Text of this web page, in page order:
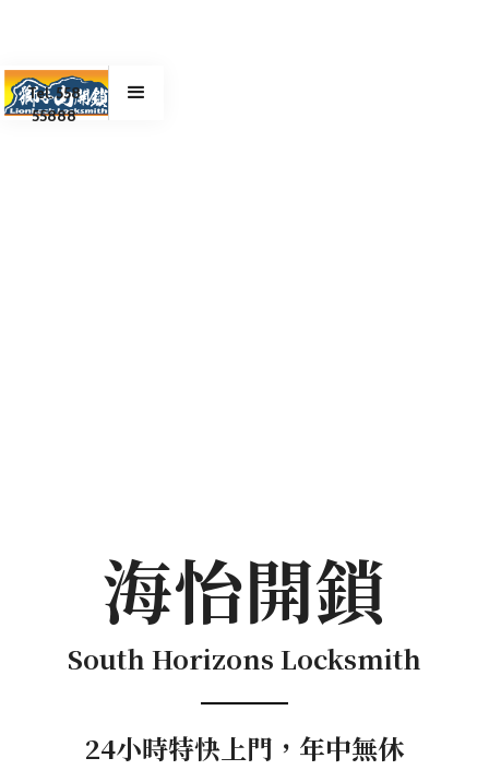
Tel. 558
55888
海怡開鎖
South Horizons Locksmith
24小時特快上門，年中無休